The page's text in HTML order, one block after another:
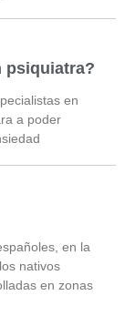
psiquiatra?
en
a poder
en la
nativos
en zonas